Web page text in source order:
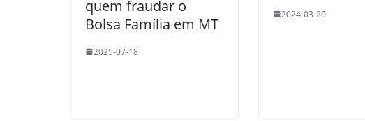
quem fraudar o
Bolsa Família em MT
2025-07-18
2024-03-20